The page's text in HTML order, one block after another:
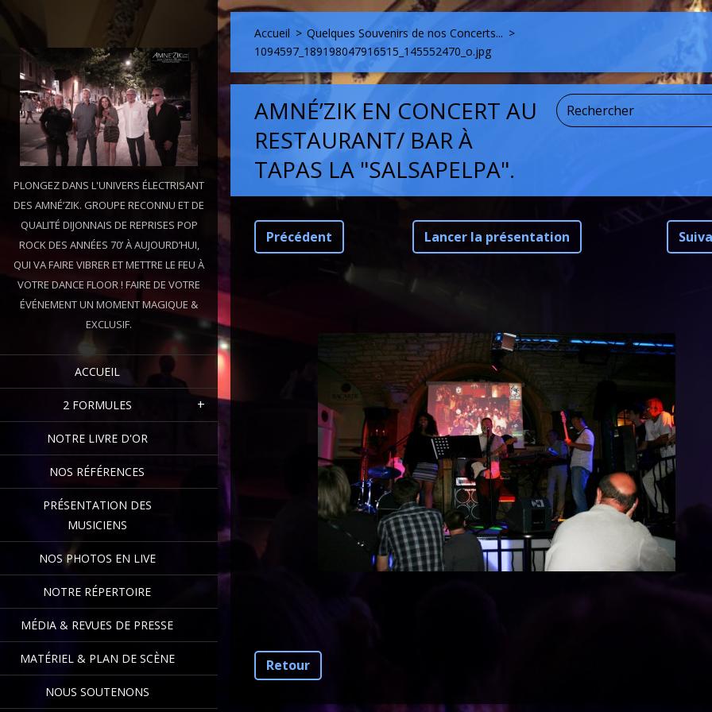
PLONGEZ DANS L'UNIVERS ÉLECTRISANT
DES AMNÉ’ZIK. GROUPE RECONNU ET DE
QUALITÉ DIJONNAIS DE REPRISES POP
ROCK DES ANNÉES 70’ À AUJOURD’HUI,
QUI VA FAIRE VIBRER ET METTRE LE FEU À
VOTRE DANCE FLOOR ! FAIRE DE VOTRE
ÉVÉNEMENT UN MOMENT MAGIQUE &
EXCLUSIF.
ACCUEIL
2 FORMULES
NOTRE LIVRE D'OR
NOS RÉFÉRENCES
PRÉSENTATION DES
MUSICIENS
NOS PHOTOS EN LIVE
NOTRE RÉPERTOIRE
MÉDIA & REVUES DE PRESSE
MATÉRIEL & PLAN DE SCÈNE
NOUS SOUTENONS
Accueil > Quelques Souvenirs de nos Concerts... >
1094597_189198047916515_145552470_o.jpg
AMNÉ’ZIK EN CONCERT AU
RESTAURANT/ BAR À
TAPAS LA "SALSAPELPA".
Précédent Lancer la présentation
Retour